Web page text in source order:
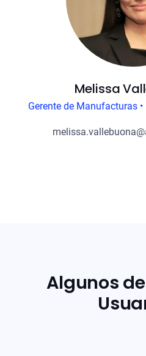
Melissa
Gerente de Manufacturas
Algunos